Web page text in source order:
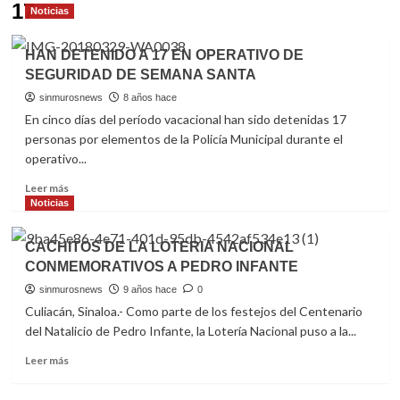
17Noticias
HAN DETENIDO A 17 EN OPERATIVO DE
SEGURIDAD DE SEMANA SANTA
sinmurosnews 8 años hace
En cinco días del período vacacional han sido detenidas 17
personas por elementos de la Policía Municipal durante el
operativo...
Leer másRead
more
HAN
DETENIDO
A
17
EN
OPERATIVO
DE
Noticias
CACHITOS DE LA LOTERIA NACIONAL
CONMEMORATIVOS A PEDRO INFANTE
sinmurosnews 9 años hace 0
Culiacán, Sinaloa.- Como parte de los festejos del Centenario
del Natalicio de Pedro Infante, la Lotería Nacional puso a la...
Leer másRead